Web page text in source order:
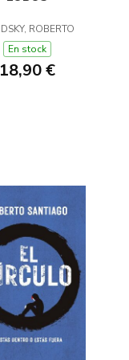
ROBERTO
En stock
18,90 €